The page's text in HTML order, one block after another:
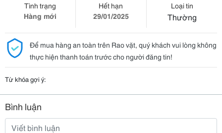
Tình trạng
Hàng mới
Hết hạn
29/01/2025
Loại tin
Thường
Để mua hàng an toàn trên Rao vặt, quý khách vui lòng không
thực hiện thanh toán trước cho người đăng tin!
Từ khóa gợi ý:
Bình luận